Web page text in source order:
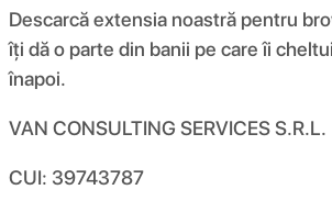
Descarcă extensia noastră pentru
îți dă o parte din banii pe care îi
înapoi.
VAN CONSULTING SERVICES S.R.L.
CUI: 39743787